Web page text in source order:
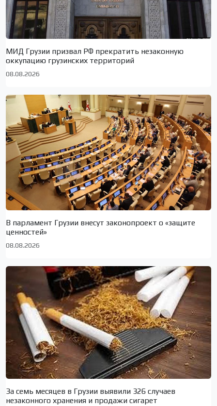
МИД Грузии призвал РФ прекратить незаконную
оккупацию грузинских территорий
08.08.2026
В парламент Грузии внесут законопроект о «защите
ценностей»
08.08.2026
За семь месяцев в Грузии выявили 326 случаев
незаконного хранения и продажи сигарет